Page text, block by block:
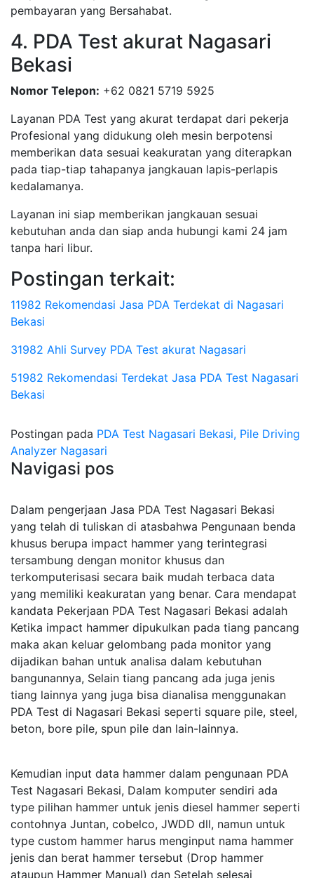
pembayaran yang Bersahabat.
4. PDA Test akurat Nagasari
Bekasi
Nomor Telepon: +62 0821 5719 5925
Layanan PDA Test yang akurat terdapat dari pekerja
Profesional yang didukung oleh mesin berpotensi
memberikan data sesuai keakuratan yang diterapkan
pada tiap-tiap tahapanya jangkauan lapis-perlapis
kedalamanya.
Layanan ini siap memberikan jangkauan sesuai
kebutuhan anda dan siap anda hubungi kami 24 jam
tanpa hari libur.
Postingan terkait:
11982 Rekomendasi Jasa PDA Terdekat di Nagasari
Bekasi
31982 Ahli Survey PDA Test akurat Nagasari
51982 Rekomendasi Terdekat Jasa PDA Test Nagasari
Bekasi
Postingan pada PDA Test Nagasari Bekasi, Pile Driving
Analyzer Nagasari
Navigasi pos
Dalam pengerjaan Jasa PDA Test Nagasari Bekasi
yang telah di tuliskan di atasbahwa Pengunaan benda
khusus berupa impact hammer yang terintegrasi
tersambung dengan monitor khusus dan
terkomputerisasi secara baik mudah terbaca data
yang memiliki keakuratan yang benar. Cara mendapat
kandata Pekerjaan PDA Test Nagasari Bekasi adalah
Ketika impact hammer dipukulkan pada tiang pancang
maka akan keluar gelombang pada monitor yang
dijadikan bahan untuk analisa dalam kebutuhan
bangunannya, Selain tiang pancang ada juga jenis
tiang lainnya yang juga bisa dianalisa menggunakan
PDA Test di Nagasari Bekasi seperti square pile, steel,
beton, bore pile, spun pile dan lain-lainnya.
Kemudian input data hammer dalam pengunaan PDA
Test Nagasari Bekasi, Dalam komputer sendiri ada
type pilihan hammer untuk jenis diesel hammer seperti
contohnya Juntan, cobelco, JWDD dll, namun untuk
type custom hammer harus menginput nama hammer
jenis dan berat hammer tersebut (Drop hammer
ataupun Hammer Manual) dan Setelah selesai